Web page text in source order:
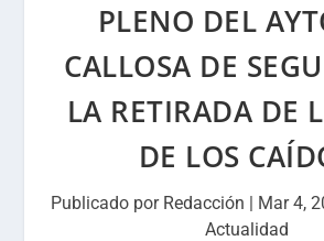
PLENO DEL
CALLOSA DE
LA RETIRADA DE
DE LOS
Publicado por Redacción | Mar 4,
Actualidad